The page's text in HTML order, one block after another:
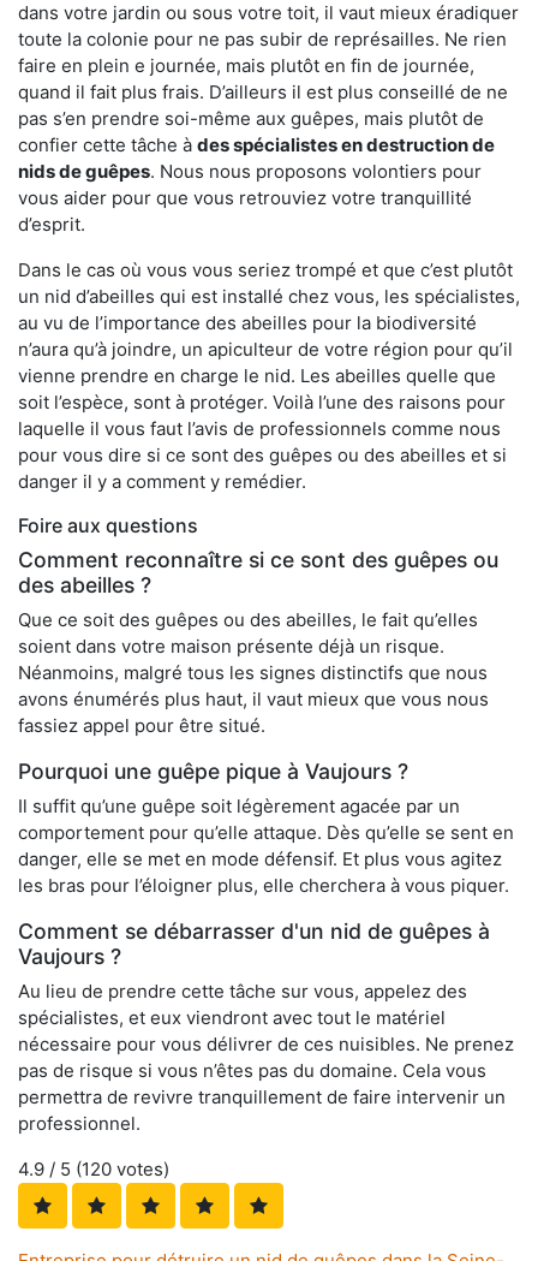
dans votre jardin ou sous votre toit, il vaut mieux éradiquer
toute la colonie pour ne pas subir de représailles. Ne rien
faire en plein e journée, mais plutôt en fin de journée,
quand il fait plus frais. D’ailleurs il est plus conseillé de ne
pas s’en prendre soi-même aux guêpes, mais plutôt de
confier cette tâche à des spécialistes en destruction de
nids de guêpes. Nous nous proposons volontiers pour
vous aider pour que vous retrouviez votre tranquillité
d’esprit.
Dans le cas où vous vous seriez trompé et que c’est plutôt
un nid d’abeilles qui est installé chez vous, les spécialistes,
au vu de l’importance des abeilles pour la biodiversité
n’aura qu’à joindre, un apiculteur de votre région pour qu’il
vienne prendre en charge le nid. Les abeilles quelle que
soit l’espèce, sont à protéger. Voilà l’une des raisons pour
laquelle il vous faut l’avis de professionnels comme nous
pour vous dire si ce sont des guêpes ou des abeilles et si
danger il y a comment y remédier.
Foire aux questions
Comment reconnaître si ce sont des guêpes ou
des abeilles ?
Que ce soit des guêpes ou des abeilles, le fait qu’elles
soient dans votre maison présente déjà un risque.
Néanmoins, malgré tous les signes distinctifs que nous
avons énumérés plus haut, il vaut mieux que vous nous
fassiez appel pour être situé.
Pourquoi une guêpe pique à Vaujours ?
Il suffit qu’une guêpe soit légèrement agacée par un
comportement pour qu’elle attaque. Dès qu’elle se sent en
danger, elle se met en mode défensif. Et plus vous agitez
les bras pour l’éloigner plus, elle cherchera à vous piquer.
Comment se débarrasser d'un nid de guêpes à
Vaujours ?
Au lieu de prendre cette tâche sur vous, appelez des
spécialistes, et eux viendront avec tout le matériel
nécessaire pour vous délivrer de ces nuisibles. Ne prenez
pas de risque si vous n’êtes pas du domaine. Cela vous
permettra de revivre tranquillement de faire intervenir un
professionnel.
4.9 / 5 (120 votes)